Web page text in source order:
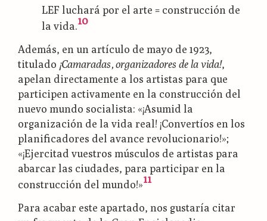
LEF luchará por el arte = construcción de
la vida.10
Además, en un artículo de mayo de 1923,
titulado ¡Camaradas, organizadores de la vida!,
apelan directamente a los artistas para que
participen activamente en la construcción del
nuevo mundo socialista: «¡Asumid la
organización de la vida real! ¡Convertíos en los
planificadores del avance revolucionario!»;
«¡Ejercitad vuestros músculos de artistas para
abarcar las ciudades, para participar en la
construcción del mundo!»11
Para acabar este apartado, nos gustaría citar